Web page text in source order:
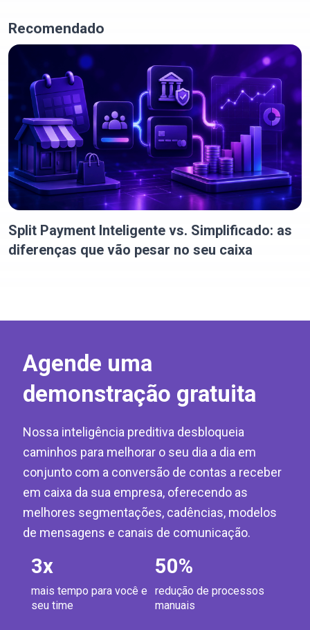
Recomendado
Split Payment Inteligente vs. Simplificado: as
diferenças que vão pesar no seu caixa
Agende uma
demonstração gratuita
Nossa inteligência preditiva desbloqueia
caminhos para melhorar o seu dia a dia em
conjunto com a conversão de contas a receber
em caixa da sua empresa, oferecendo as
melhores segmentações, cadências, modelos
de mensagens e canais de comunicação.
3x
mais tempo para você e
seu time
50%
redução de processos
manuais